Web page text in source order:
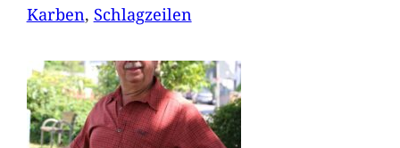
Karben, Schlagzeilen